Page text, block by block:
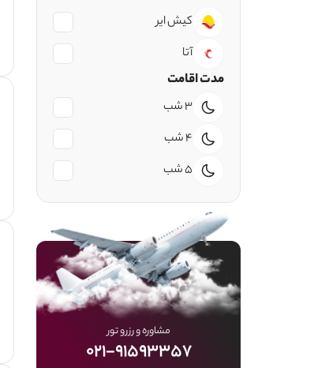
کیش ایر
آتا
مدت اقامت
3 شب
4 شب
5 شب
مشاوره و رزرو تور
۰۲۱-۹۱۵۹۳۳۵۷